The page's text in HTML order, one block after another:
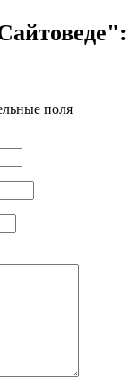
поля